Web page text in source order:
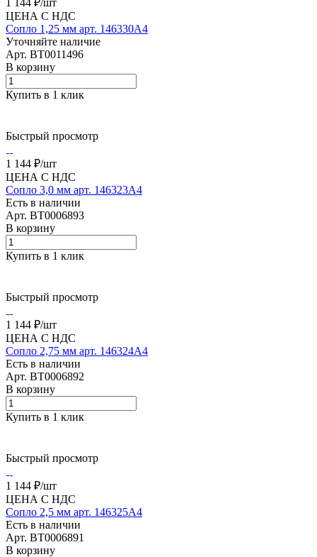
ЦЕНА С НДС
Сопло 1,25 мм арт. 146330А4
Уточняйте наличие
Арт. BT0011496
В корзину
Купить в 1 клик
Быстрый просмотр
1 144 ₽/шт
ЦЕНА С НДС
Сопло 3,0 мм арт. 146323A4
Есть в наличии
Арт. BT0006893
В корзину
Купить в 1 клик
Быстрый просмотр
1 144 ₽/шт
ЦЕНА С НДС
Сопло 2,75 мм арт. 146324A4
Есть в наличии
Арт. BT0006892
В корзину
Купить в 1 клик
Быстрый просмотр
1 144 ₽/шт
ЦЕНА С НДС
Сопло 2,5 мм арт. 146325A4
Есть в наличии
Арт. BT0006891
В корзину